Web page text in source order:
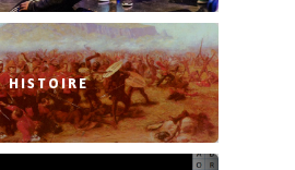
HISTOIRE